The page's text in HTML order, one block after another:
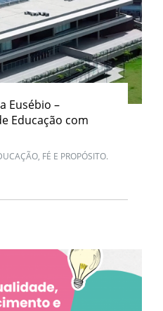
Eusébio –
Educação com
FÉ E PROPÓSITO.